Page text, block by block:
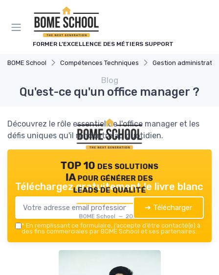
FORMER L’EXCELLENCE DES MÉTIERS SUPPORT
BOME School Compétences Techniques Gestion
Blog
Qu'est-ce qu'un office manager ?
Découvrez le rôle essentiel de l'office manager et les
défis uniques qu'il rencontre au quotidien.
TOP 10 des solutions
IA pour générer des
leads de qualité
BOME School — 2026
Téléchargez gratuitement le livre blanc
➔ Télécharger
* En remplissant ce formulaire, j’accepte d’être contacté(e) à
des fins commerciales par BOME School et ses partenaires.
Panneau de gestion des cookies